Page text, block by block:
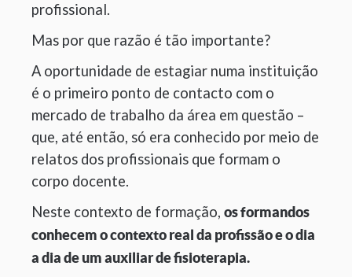
profissional.
Mas por que razão é tão importante?
A oportunidade de estagiar numa instituição
é o primeiro ponto de contacto com o
mercado de trabalho da área em questão –
que, até então, só era conhecido por meio de
relatos dos profissionais que formam o
corpo docente.
Neste contexto de formação, os formandos
conhecem o contexto real da profissão e o dia
a dia de um auxiliar de fisioterapia.